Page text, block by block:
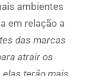
ambientes
em relação a
das marcas
atrair os